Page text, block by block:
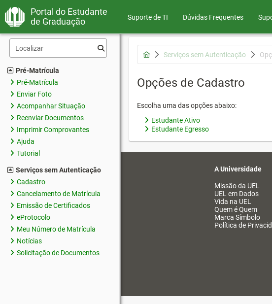
Portal do Estudante
de Graduação
Suporte de TI Dúvidas Frequentes
Pré-Matrícula
Pré-Matrícula
Enviar Foto
Acompanhar Situação
Reenviar Documentos
Imprimir Comprovantes
Ajuda
Tutorial
Serviços sem Autenticação
Cadastro
Cancelamento de Matrícula
Emissão de Certificados
eProtocolo
Meu Número de Matrícula
Notícias
Solicitação de Documentos
Serviços sem Autenticação
Opções de Cadastro
Escolha uma das opções abaixo:
Estudante Ativo
Estudante Egresso
A Universidade
Missão da UEL
UEL em Dados
Vida na UEL
Quem é Quem
Marca Símbolo
Política de